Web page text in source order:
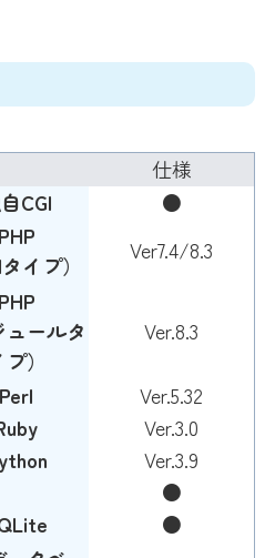
仕様
CGI
●
PHP
タイプ）
Ver7.4/8.3
PHP
ュールタ
）
Ver.8.3
Perl
Ver.5.32
Ver.3.0
Ver.3.9
●
●